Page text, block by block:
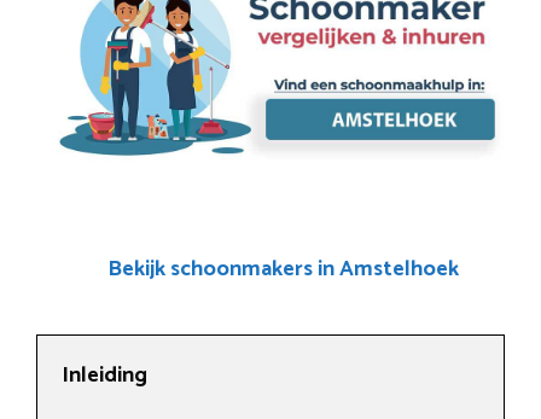
Bekijk schoonmakers in Amstelhoek
Inleiding